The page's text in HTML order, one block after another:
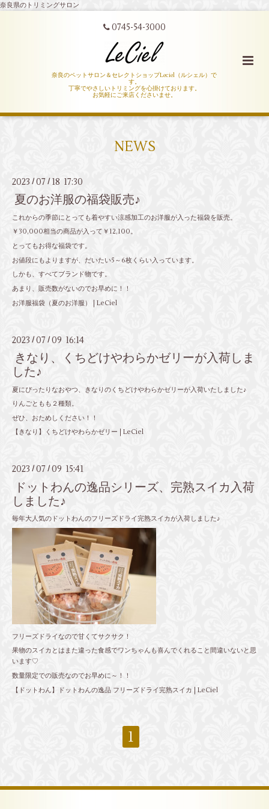
奈良県のトリミングサロン
0745-54-3000
奈良のペットサロン＆セレクトショップLeciel（ルシェル）で
す。
丁寧でやさしいトリミングを心掛けております。
お気軽にご来店くださいませ。
NEWS
2023 /07 / 18 17:30
夏のお洋服の福袋販売♪
これからの季節にとっても着やすい涼感加工のお洋服が入った福袋を販売。
￥30,000相当の商品が入って￥12,100。
とってもお得な福袋です。
お値段にもよりますが、だいたい5～6枚くらい入っています。
しかも、すべてブランド物です。
あまり、販売数がないのでお早めに！！
お洋服福袋（夏のお洋服） | LeCiel
2023 /07 / 09 16:14
きなり、くちどけやわらかゼリーが入荷しま
した♪
夏にぴったりなおやつ、きなりのくちどけやわらかゼリーが入荷いたしました♪
りんごともも２種類。
ぜひ、おためしください！！
【きなり】くちどけやわらかゼリー | LeCiel
2023 /07 / 09 15:41
ドットわんの逸品シリーズ、完熟スイカ入荷
しました♪
毎年大人気のドットわんのフリーズドライ完熟スイカが入荷しました♪
フリーズドライなので甘くてサクサク！
果物のスイカとはまた違った食感でワンちゃんも喜んでくれること間違いないと思
います♡
数量限定での販売なのでお早めに～！！
【ドットわん】ドットわんの逸品 フリーズドライ完熟スイカ | LeCiel
1